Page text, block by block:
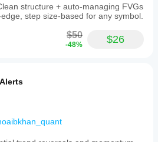
structure + auto-managing FVGs
step size-based for any symbol.
$50
-48% $26